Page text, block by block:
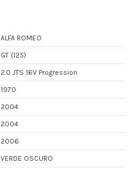
ALFA ROMEO
GT (125)
2.0 JTS 16V Progression
1970
2004
2004
2006
VERDE OSCURO